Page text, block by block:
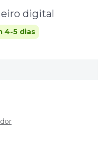
digital
4-5 dias